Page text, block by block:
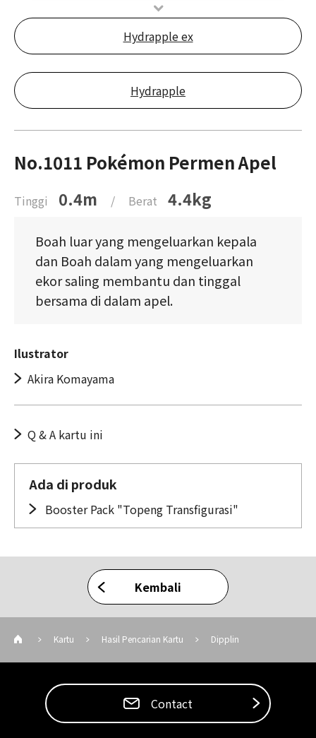
Hydrapple ex
Hydrapple
No.1011 Pokémon Permen Apel
Tinggi 0.4m / Berat 4.4kg
Boah luar yang mengeluarkan kepala
dan Boah dalam yang mengeluarkan
ekor saling membantu dan tinggal
bersama di dalam apel.
Ilustrator
Akira Komayama
Q & A kartu ini
Ada di produk
Booster Pack "Topeng Transfigurasi"
Kembali
Kartu Hasil Pencarian Kartu Dipplin
Contact